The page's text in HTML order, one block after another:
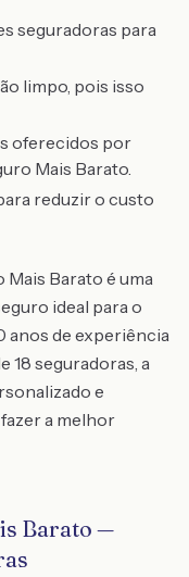
seguradoras para
limpo, pois isso
oferecidos por
Mais Barato.
reduzir o custo
Barato é uma
ideal para o
anos de experiência
18 seguradoras, a
e
a melhor
Barato —